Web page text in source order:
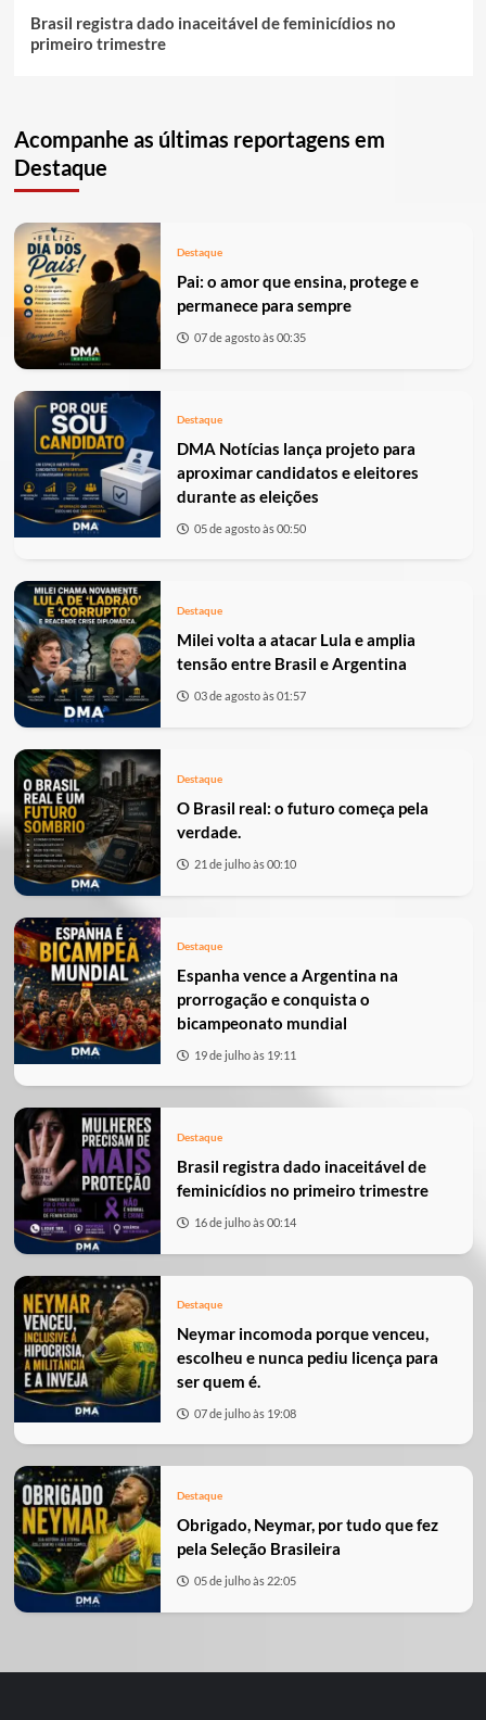
Brasil registra dado inaceitável de feminicídios no
primeiro trimestre
Acompanhe as últimas reportagens em
Destaque
Destaque
Pai: o amor que ensina, protege e
permanece para sempre
07 de agosto às 00:35
Destaque
DMA Notícias lança projeto para
aproximar candidatos e eleitores
durante as eleições
05 de agosto às 00:50
Destaque
Milei volta a atacar Lula e amplia
tensão entre Brasil e Argentina
03 de agosto às 01:57
Destaque
O Brasil real: o futuro começa pela
verdade.
21 de julho às 00:10
Destaque
Espanha vence a Argentina na
prorrogação e conquista o
bicampeonato mundial
19 de julho às 19:11
Destaque
Brasil registra dado inaceitável de
feminicídios no primeiro trimestre
16 de julho às 00:14
Destaque
Neymar incomoda porque venceu,
escolheu e nunca pediu licença para
ser quem é.
07 de julho às 19:08
Destaque
Obrigado, Neymar, por tudo que fez
pela Seleção Brasileira
05 de julho às 22:05